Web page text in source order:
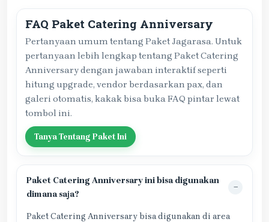
FAQ Paket Catering Anniversary
Pertanyaan umum tentang Paket Jagarasa. Untuk
pertanyaan lebih lengkap tentang Paket Catering
Anniversary dengan jawaban interaktif seperti
hitung upgrade, vendor berdasarkan pax, dan
galeri otomatis, kakak bisa buka FAQ pintar lewat
tombol ini.
Tanya Tentang Paket Ini
Paket Catering Anniversary ini bisa digunakan
dimana saja?
Paket Catering Anniversary bisa digunakan di area